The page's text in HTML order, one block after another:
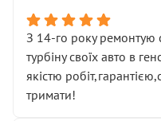
З 14-го року ремонтую
турбіну своїх авто в
якістю
тримати!